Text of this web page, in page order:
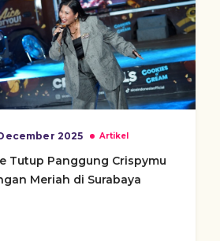
2025 Artikel
Tutup Panggung Crispymu
Meriah di Surabaya